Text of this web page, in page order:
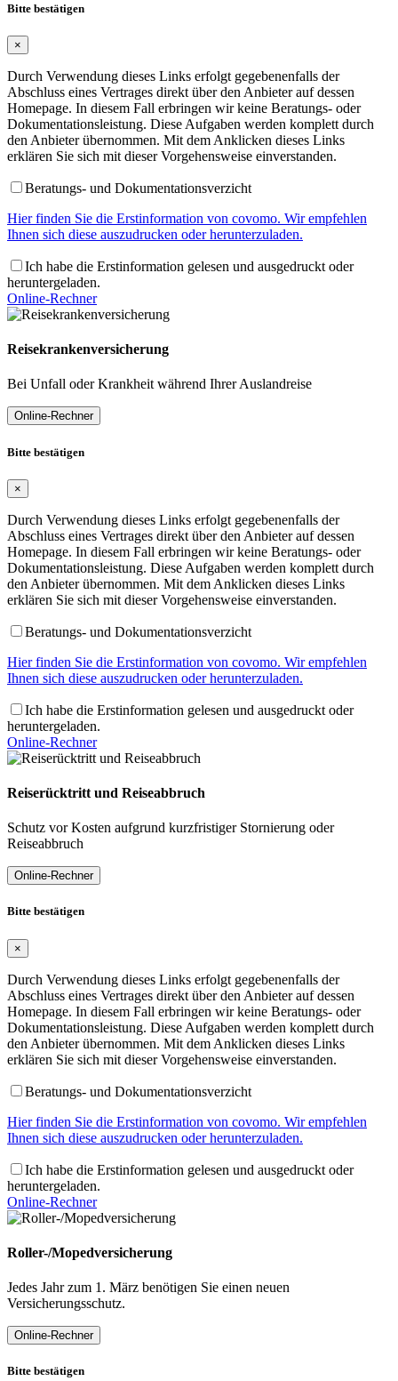
Bitte bestätigen
×
Durch Verwendung dieses Links erfolgt gegebenenfalls der
Abschluss eines Vertrages direkt über den Anbieter auf dessen
Homepage. In diesem Fall erbringen wir keine Beratungs- oder
Dokumentationsleistung. Diese Aufgaben werden komplett durch
den Anbieter übernommen. Mit dem Anklicken dieses Links
erklären Sie sich mit dieser Vorgehensweise einverstanden.
Beratungs- und Dokumentationsverzicht
Hier finden Sie die Erstinformation von covomo. Wir empfehlen
Ihnen sich diese auszudrucken oder herunterzuladen.
Ich habe die Erstinformation gelesen und ausgedruckt oder
heruntergeladen.
Online-Rechner
Reisekrankenversicherung
Bei Unfall oder Krankheit während Ihrer Auslandreise
Online-Rechner
Bitte bestätigen
×
Durch Verwendung dieses Links erfolgt gegebenenfalls der
Abschluss eines Vertrages direkt über den Anbieter auf dessen
Homepage. In diesem Fall erbringen wir keine Beratungs- oder
Dokumentationsleistung. Diese Aufgaben werden komplett durch
den Anbieter übernommen. Mit dem Anklicken dieses Links
erklären Sie sich mit dieser Vorgehensweise einverstanden.
Beratungs- und Dokumentationsverzicht
Hier finden Sie die Erstinformation von covomo. Wir empfehlen
Ihnen sich diese auszudrucken oder herunterzuladen.
Ich habe die Erstinformation gelesen und ausgedruckt oder
heruntergeladen.
Online-Rechner
Reiserücktritt und Reiseabbruch
Schutz vor Kosten aufgrund kurzfristiger Stornierung oder
Reiseabbruch
Online-Rechner
Bitte bestätigen
×
Durch Verwendung dieses Links erfolgt gegebenenfalls der
Abschluss eines Vertrages direkt über den Anbieter auf dessen
Homepage. In diesem Fall erbringen wir keine Beratungs- oder
Dokumentationsleistung. Diese Aufgaben werden komplett durch
den Anbieter übernommen. Mit dem Anklicken dieses Links
erklären Sie sich mit dieser Vorgehensweise einverstanden.
Beratungs- und Dokumentationsverzicht
Hier finden Sie die Erstinformation von covomo. Wir empfehlen
Ihnen sich diese auszudrucken oder herunterzuladen.
Ich habe die Erstinformation gelesen und ausgedruckt oder
heruntergeladen.
Online-Rechner
Roller-/Mopedversicherung
Jedes Jahr zum 1. März benötigen Sie einen neuen
Versicherungsschutz.
Online-Rechner
Bitte bestätigen